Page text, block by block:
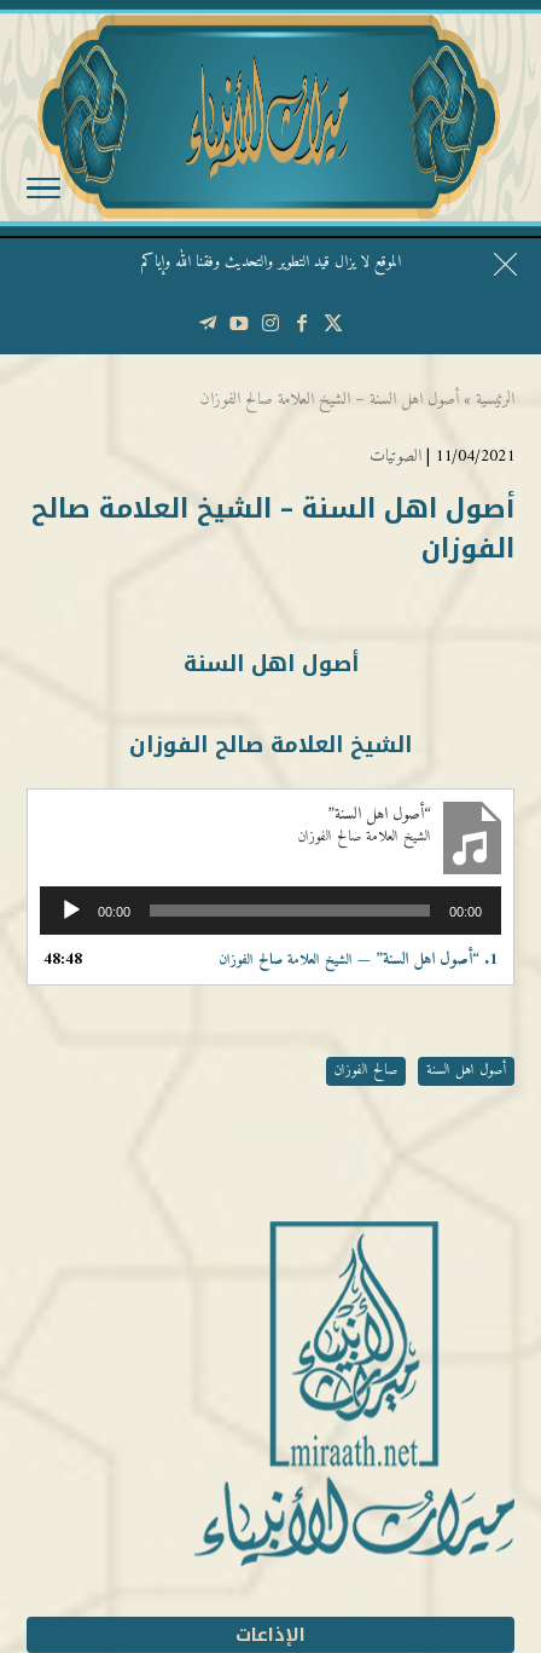
الموقع لا يزال قيد التطوير والتحديث وفقنا الله وإياكم
قال الشيخ ربيع وفقه الله: نحن ليس عندنا تقديس الأشخاص
الرئيسية » أصول اهل السنة – الشيخ العلامة صالح الفوزان
11/04/2021 | الصوتيات
أصول اهل السنة – الشيخ العلامة صالح
الفوزان
أصول اهل السنة
الشيخ العلامة صالح الفوزان
“أصول اهل السنة”
الشيخ العلامة صالح الفوزان
الصوت
00:00 00:00
1. “أصول اهل السنة” — الشيخ العلامة صالح الفوزان 48:48
أصول اهل السنة صالح الفوزان
الإذاعات